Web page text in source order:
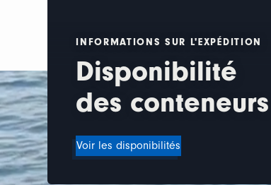
INFORMATIONS SUR L'EXPÉDITION
Disponibilité
des conteneurs
Voir les disponibilités